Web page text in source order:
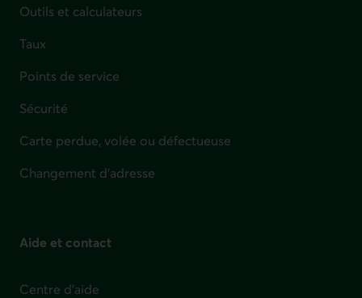
Outils et calculateurs
Taux
Points de service
Sécurité
Carte perdue, volée ou défectueuse
Changement d'adresse
Aide et contact
Centre d'aide